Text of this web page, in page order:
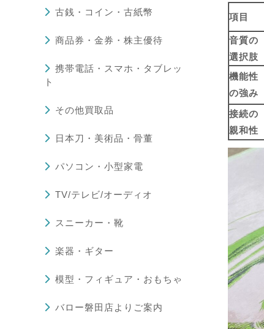
項目
音質の
選択肢
機能性
の強み
接続の
親和性
古銭・コイン・古紙幣
商品券・金券・株主優待
携帯電話・スマホ・タブレッ
ト
その他買取品
日本刀・美術品・骨董
パソコン・小型家電
TV/テレビ/オーディオ
スニーカー・靴
楽器・ギター
模型・フィギュア・おもちゃ
バロー磐田店よりご案内